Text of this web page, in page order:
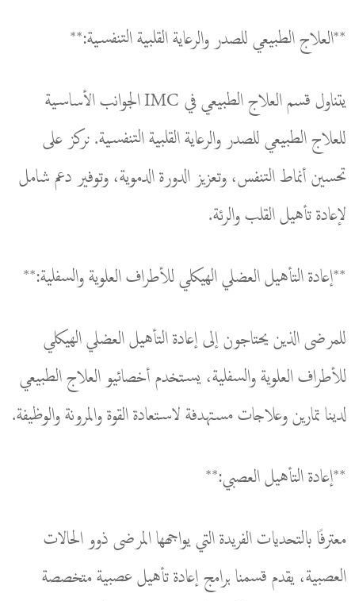
**العلاج الطبيعي للصدر والرعاية القلبية التنفسية:**
يتناول قسم العلاج الطبيعي في IMC الجوانب الأساسية
للعلاج الطبيعي للصدر والرعاية القلبية التنفسية. نركز على
تحسين أنماط التنفس، وتعزيز الدورة الدموية، وتوفير دعم شامل
لإعادة تأهيل القلب والرئة.
**إعادة التأهيل العضلي الهيكلي للأطراف العلوية والسفلية:**
للمرضى الذين يحتاجون إلى إعادة التأهيل العضلي الهيكلي
للأطراف العلوية والسفلية، يستخدم أخصائيو العلاج الطبيعي
لدينا تمارين وعلاجات مستهدفة لاستعادة القوة والمرونة والوظيفة.
**إعادة التأهيل العصبي:**
معترفًا بالتحديات الفريدة التي يواجهها المرضى ذوو الحالات
العصبية، يقدم قسمنا برامج إعادة تأهيل عصبية متخصصة